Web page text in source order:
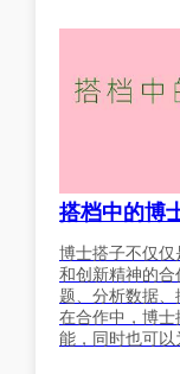
搭档中的博
博士搭子不仅
和创新精神的
题、分析数据、
在合作中，博
能，同时也可以